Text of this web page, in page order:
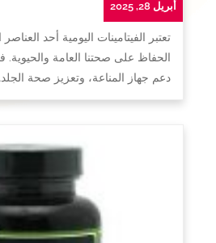
أبريل 28, 2025
تعتبر الفيتامينات اليومية أحد
الحفاظ على صحتنا العامة
دعم جهاز المناعة، وتعزيز صحة